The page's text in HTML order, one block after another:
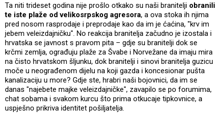
Ta niti trideset godina nije prošlo otkako su naši branitelji obranili
te iste plaže od velikosrpskog agresora, a ova stoka ih njima
pred nosom rasprodaje i preprodaje kao da im je ćaćina, "krv im
jebem veleizdajničku". No reakcija branitelja začudno je izostala i
hrvatska se javnost s pravom pita – gdje su branitelji dok se
krčmi zemlja, ograđuju plaže za Švabe i Norvežane da imaju mira
na čisto hrvatskom šljunku, dok branitelji i sinovi branitelja guzicu
moče u neograđenom dijelu na koji gazda i koncesionar pušta
kanalizaciju u more? Gdje ste, hrabri naši bojovnici, da im se
danas "najebete majke veleizdajničke", zavapilo se po forumima,
chat sobama i svakom kurcu što prima otkucaje tipkovnice, a
uspješno prikriva identitet pošiljatelja.